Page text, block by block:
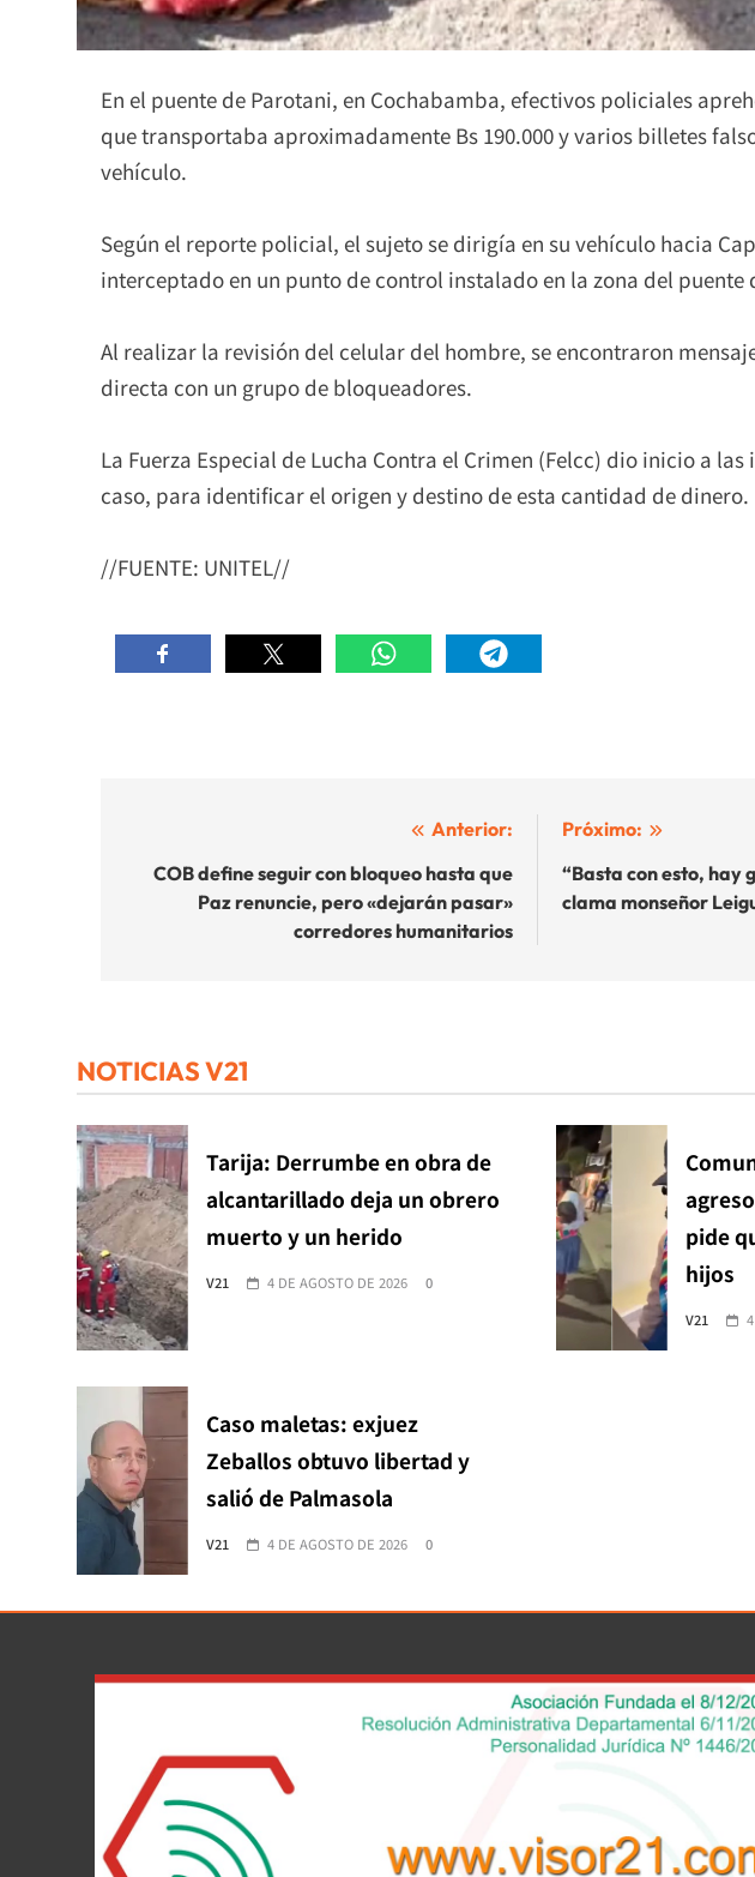
En el puente de Parotani, en Cochabamba, efectivos policiales
que transportaba aproximadamente Bs 190.000 y varios billetes
vehículo.
Según el reporte policial, el sujeto se dirigía en su vehículo hacia
interceptado en un punto de control instalado en la zona del puente
Al realizar la revisión del celular del hombre, se encontraron
directa con un grupo de bloqueadores.
La Fuerza Especial de Lucha Contra el Crimen (Felcc) dio inicio a
caso, para identificar el origen y destino de esta cantidad de dinero.
//FUENTE: UNITEL//
de
entradas
Anterior:
COB define seguir con bloqueo hasta que
Paz renuncie, pero «dejarán pasar»
corredores humanitarios
Próximo:
“Basta con esto, hay
clama monseñor
NOTICIAS V21
Tarija: Derrumbe en obra de
alcantarillado deja un obrero
muerto y un herido
V21 4 DE AGOSTO DE 2026 0
pide
hijos
V21
Caso maletas: exjuez
Zeballos obtuvo libertad y
salió de Palmasola
V21 4 DE AGOSTO DE 2026 0